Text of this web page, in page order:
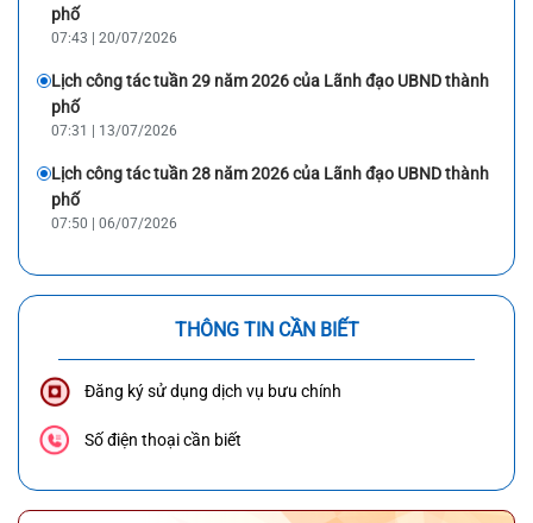
phố
07:43 | 20/07/2026
Lịch công tác tuần 29 năm 2026 của Lãnh đạo UBND thành
phố
07:31 | 13/07/2026
Lịch công tác tuần 28 năm 2026 của Lãnh đạo UBND thành
phố
07:50 | 06/07/2026
THÔNG TIN CẦN BIẾT
Đăng ký sử dụng dịch vụ bưu chính
Số điện thoại cần biết